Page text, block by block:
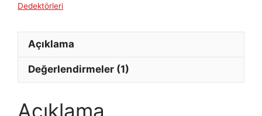
adet
Dedektörleri
Açıklama
Değerlendirmeler (1)
Açıklama